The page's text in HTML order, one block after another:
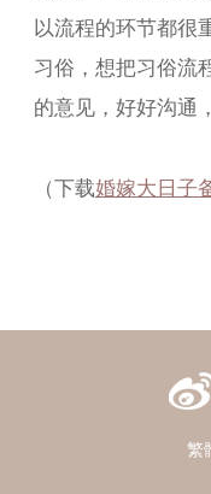
以流程的环节都很
习俗，想把习俗流
的意见，好好沟通
（下载婚嫁大日子
繁